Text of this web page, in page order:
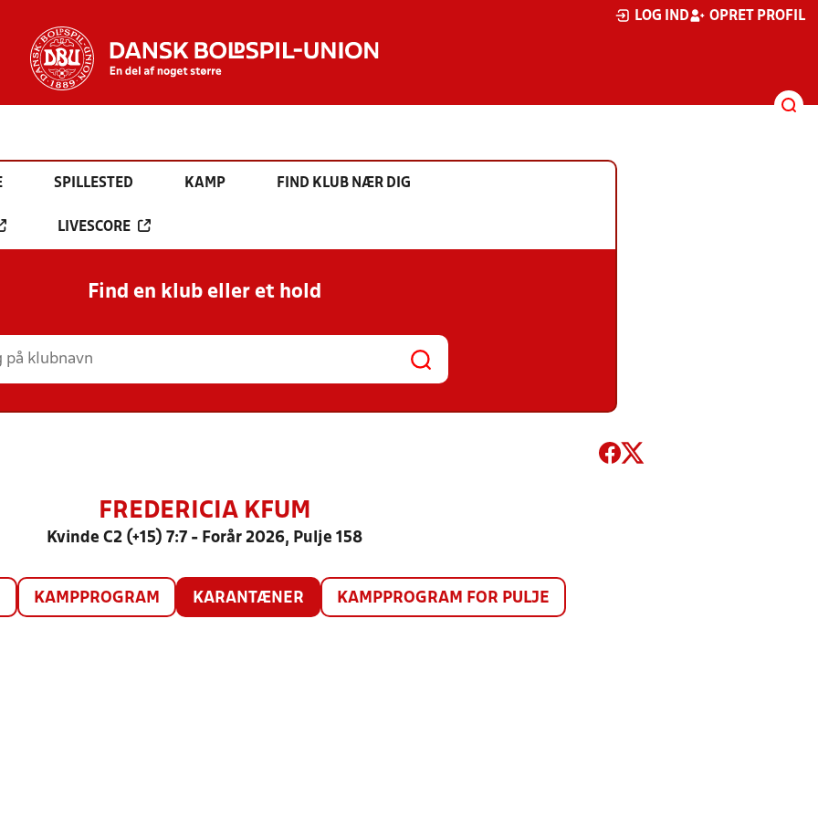
LOG IND OPRET PROFIL
SPILLESTED KAMP FIND KLUB NÆR DIG
LIVESCORE
Find en klub eller et hold
FREDERICIA KFUM
Kvinde C2 (+15) 7:7 - Forår 2026, Pulje 158
KAMPPROGRAM KARANTÆNER KAMPPROGRAM FOR PULJE